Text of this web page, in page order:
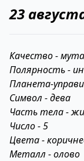
23
Качество -
Полярность -
Планета-
Символ - дева
Часть тела -
Число - 5
Цвета -
Металл - олово